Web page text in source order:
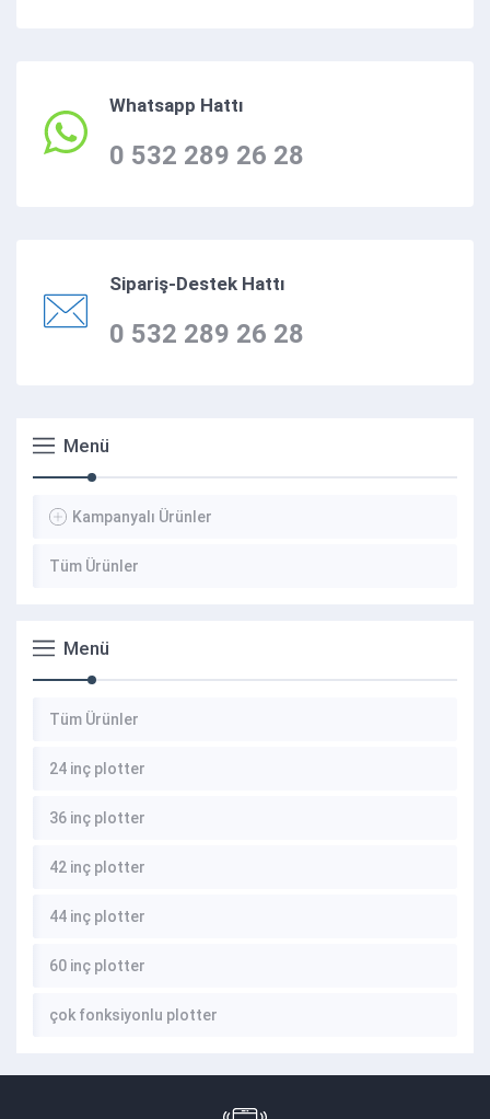
Whatsapp Hattı
0 532 289 26 28
Sipariş-Destek Hattı
0 532 289 26 28
Menü
Kampanyalı Ürünler
Tüm Ürünler
Menü
Tüm Ürünler
24 inç plotter
36 inç plotter
42 inç plotter
44 inç plotter
60 inç plotter
çok fonksiyonlu plotter